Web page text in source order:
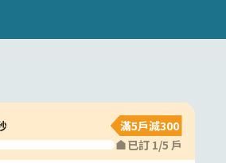
滿5戶減300
已訂 1/5 戶